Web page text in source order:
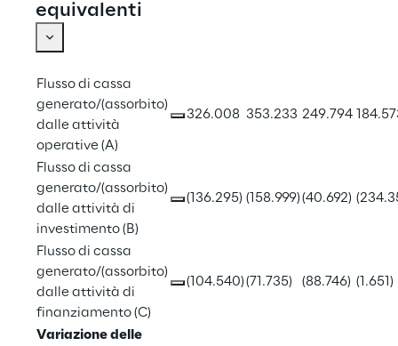
equivalenti
Flusso di cassa
generato/(assorbito)
dalle attività
operative (A)
326.008 353.233 249.794
Flusso di cassa
generato/(assorbito)
dalle attività di
investimento (B)
(136.295) (158.999)(40.692)
Flusso di cassa
generato/(assorbito)
dalle attività di
finanziamento (C)
(104.540)(71.735) (88.746) (1.651)
Variazione delle